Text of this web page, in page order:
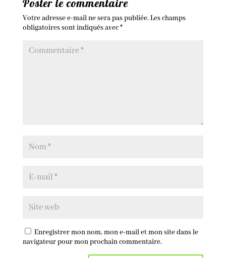
Poster le commentaire
Votre adresse e-mail ne sera pas publiée.Les champs
obligatoires sont indiqués avec*
Enregistrer mon nom, mon e-mail et mon site dans le
navigateur pour mon prochain commentaire.